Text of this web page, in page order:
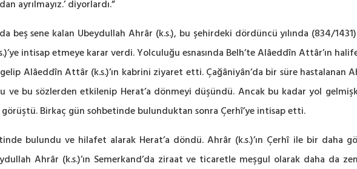
ayrılmayız.’ diyorlardı.”
beş sene kalan Ubeydullah Ahrâr (k.s.), bu şehirdeki dördüncü yılında (834/
intisap etmeye karar verdi. Yolculuğu esnasında Belh’te Alâeddîn Attâr’ın
Alâeddîn Attâr (k.s.)’ın kabrini ziyaret etti. Çağâniyân’da bir süre hastalanan
ve bu sözlerden etkilenip Herat’a dönmeyi düşündü. Ancak bu kadar yol
Birkaç gün sohbetinde bulunduktan sonra Çerhî’ye intisap etti.
bulundu ve hilafet alarak Herat’a döndü. Ahrâr (k.s.)’ın Çerhî ile bir daha
Ahrâr (k.s.)’ın Semerkand’da ziraat ve ticaretle meşgul olarak daha da